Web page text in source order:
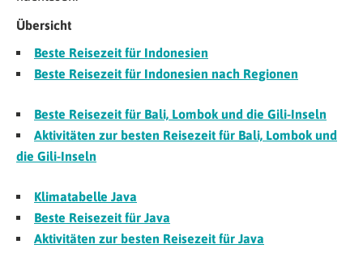
Übersicht
Beste Reisezeit für Indonesien
Beste Reisezeit für Indonesien nach Regionen
Beste Reisezeit für Bali, Lombok und die Gili-Inseln
Aktivitäten zur besten Reisezeit für Bali, Lombok und
die Gili-Inseln
Klimatabelle Java
Beste Reisezeit für Java
Aktivitäten zur besten Reisezeit für Java